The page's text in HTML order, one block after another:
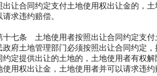
出让合同约定支付土地使用权出让金的，
请求违约赔偿。
十七条 土地使用者按照出让合同约定支付
政府土地管理部门必须按照出让合同约定
约定提供出让的土地的，土地使用者有权
使用权出让金，土地使用者并可以请求违约